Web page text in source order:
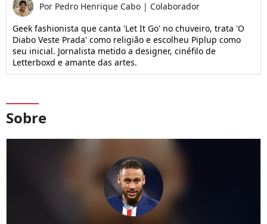
Por Pedro Henrique Cabo | Colaborador
Geek fashionista que canta 'Let It Go' no chuveiro, trata 'O
Diabo Veste Prada' como religião e escolheu Piplup como
seu inicial. Jornalista metido a designer, cinéfilo de
Letterboxd e amante das artes.
Sobre